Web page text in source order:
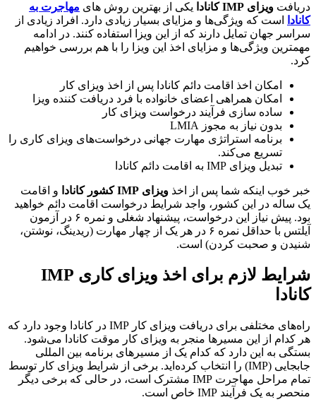
دریافت ویزای IMP کانادا یکی از بهترین روش های مهاجرت به
کانادا
است که ویژگی‌ها و مزایای بسیار زیادی دارد. افراد زیادی از
سراسر جهان تمایل دارند که از این ویزا استفاده کنند. در ادامه
مهمترین ویژگی‌ها و مزایای اخذ این ویزا را با هم بررسی خواهیم
کرد.
امکان اخذ اقامت دائم کانادا پس از اخذ ویزای کار
امکان همراهی اعضای خانواده با فرد دریافت کننده ویزا
ساده سازی فرآیند درخواست ویزای کار
بدون نیاز به مجوز LMIA
برنامه استراتژی مهارت جهانی درخواست‌های ویزای کاری را
تسریع می‌کند.
تبدیل ویزای IMP به اقامت دائم کانادا
خبر خوب اینکه شما پس از اخذ ویزای IMP کشور کانادا
و اقامت
یک ساله در این کشور، واجد شرایط درخواست اقامت دائم خواهید
بود. پیش نیاز این درخواست، پیشنهاد شغلی و نمره ۶ در آزمون
آیلتس با حداقل نمره ۶ در هر یک از چهار مهارت (ریدینگ، نوشتن،
شنیدن و صحبت کردن) است.
شرایط لازم برای اخذ ویزای کاری IMP
کانادا
راه‌های مختلفی برای دریافت ویزای کار IMP در کانادا وجود دارد که
هر کدام از این مسیرها منجر به ویزای کار موقت کانادا می‌شود.
بستگی به این دارد که کدام یک از مسیرهای برنامه بین المللی
جابجایی (IMP) را انتخاب کرده‌اید. برخی از شرایط ویزای کار توسط
تمام مراحل مهاجرت IMP مشترک است، در حالی که برخی دیگر
منحصر به یک فرآیند IMP خاص است.